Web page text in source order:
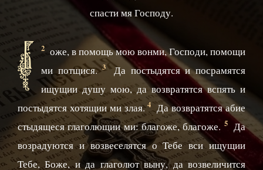
спасти мя Господу.
2
Б
оже, в помощь мою вонми, Господи, помощи
ми потщися.3 Да постыдятся и посрамятся
ищущии душу мою, да возвратятся вспять и
постыдятся хотящии ми злая.4
Да возвратятся абие
стыдящеся глаголющии ми: благоже, благоже. 5
Да
возрадуются и возвеселятся о Тебе вси ищущии
Тебе, Боже, и да глаголют выну, да возвеличится